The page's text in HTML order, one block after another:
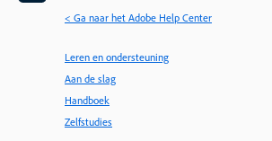
< Ga naar het Adobe Help Center
Leren en ondersteuning
Aan de slag
Handboek
Zelfstudies